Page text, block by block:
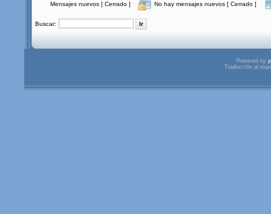
Mensajes nuevos [ Cerrado ] No hay mensajes nuevos [ Cerrado ]
Buscar:
Powered by
Traducción al